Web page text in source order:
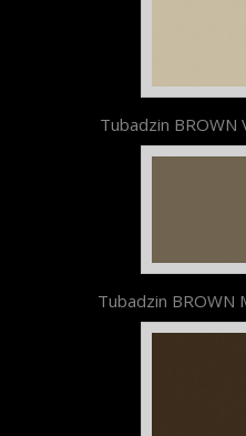
Tubadzin BROWN
Tubadzin BROWN